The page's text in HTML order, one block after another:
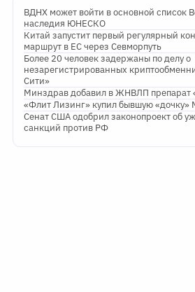
ВДНХ может войти в основной список
наследия ЮНЕСКО
Китай запустит первый регулярный
маршрут в ЕС через Севморпуть
Более 20 человек задержаны по делу о
незарегистрированных
Сити»
Минздрав добавил в ЖНВЛП препарат
«Флит Лизинг» купил бывшую «дочку»
Сенат США одобрил законопроект об
санкций против РФ